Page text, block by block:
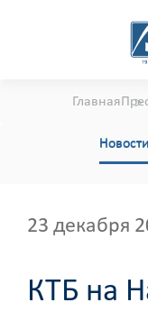
Главная
Новости
23 декабря
КТБ на